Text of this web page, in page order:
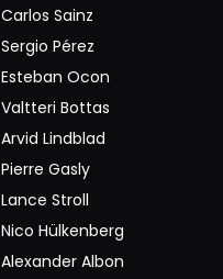
Carlos Sainz
Sergio Pérez
Esteban Ocon
Valtteri Bottas
Arvid Lindblad
Pierre Gasly
Lance Stroll
Nico Hülkenberg
Alexander Albon